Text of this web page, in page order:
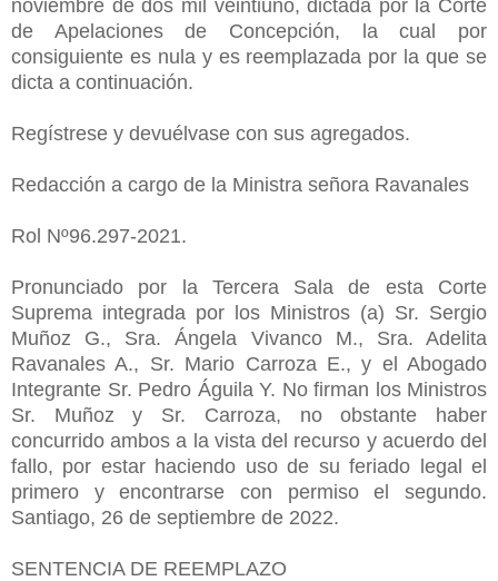
noviembre de dos mil veintiuno, dictada por la Corte
de Apelaciones de Concepción, la cual por
consiguiente es nula y es reemplazada por la que se
dicta a continuación.
Regístrese y devuélvase con sus agregados.
Redacción a cargo de la Ministra señora Ravanales
Rol Nº96.297-2021.
Pronunciado por la Tercera Sala de esta Corte
Suprema integrada por los Ministros (a) Sr. Sergio
Muñoz G., Sra. Ángela Vivanco M., Sra. Adelita
Ravanales A., Sr. Mario Carroza E., y el Abogado
Integrante Sr. Pedro Águila Y. No firman los Ministros
Sr. Muñoz y Sr. Carroza, no obstante haber
concurrido ambos a la vista del recurso y acuerdo del
fallo, por estar haciendo uso de su feriado legal el
primero y encontrarse con permiso el segundo.
Santiago, 26 de septiembre de 2022.
SENTENCIA DE REEMPLAZO